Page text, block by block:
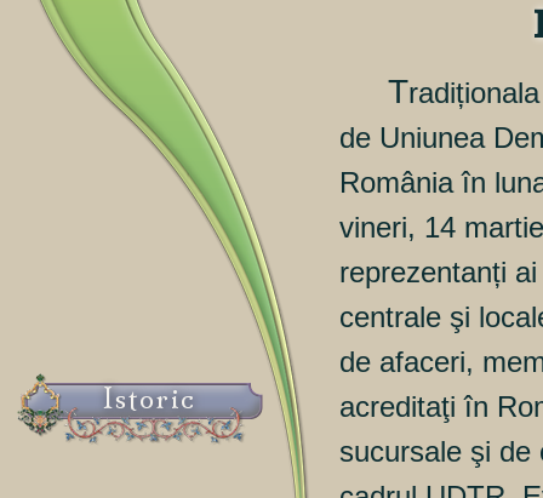
Istoric
T
de Uniunea
România în
vineri, 14 martie
reprezentanți
centrale şi
de afaceri,
acreditaţi în
sucursale şi de